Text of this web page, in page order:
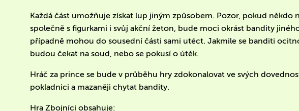
Každá část umožňuje získat lup jiným způsobem. Pozor, pokud někdo
společně s figurkami i svůj akční žeton, bude moci okrást bandity
případně mohou do sousední části sami utéct. Jakmile se banditi
budou čekat na soud, nebo se pokusí o útěk.
Hráč za prince se bude v průběhu hry zdokonalovat ve svých
pokladnici a mazaněji chytat bandity.
Hra Zbojníci obsahuje: